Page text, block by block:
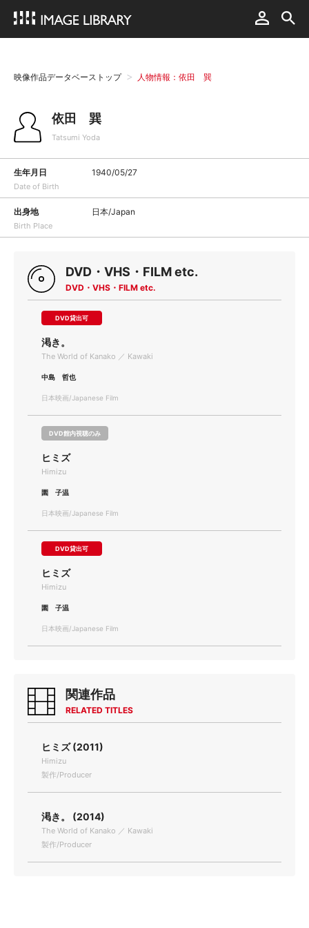
映像作品データベーストップ 人物情報：依田 巽
依田 巽
Tatsumi Yoda
生年月日
Date of Birth
1940/05/27
出身地
Birth Place
日本/Japan
DVD・VHS・FILM etc.
DVD・VHS・FILM etc.
DVD貸出可
渇き。
The World of Kanako ／ Kawaki
中島 哲也
日本映画/Japanese Film
DVD館内視聴のみ
ヒミズ
Himizu
園 子温
日本映画/Japanese Film
DVD貸出可
ヒミズ
Himizu
園 子温
日本映画/Japanese Film
関連作品
RELATED TITLES
ヒミズ (2011)
Himizu
製作/Producer
渇き。 (2014)
The World of Kanako ／ Kawaki
製作/Producer